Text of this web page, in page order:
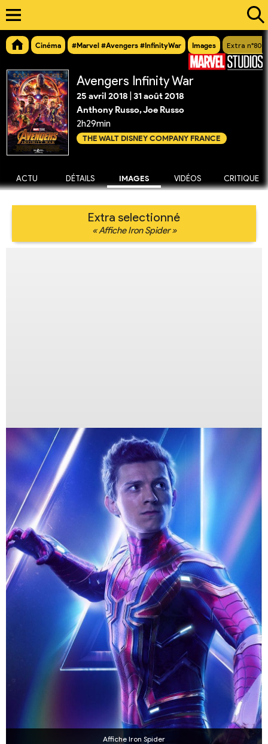
Cinéma #Marvel #Avengers #InfinityWar Images Extra n°8081
Avengers Infinity War
25 avril 2018 31 août 2018
Anthony Russo, Joe Russo
2h29min
THE WALT DISNEY COMPANY FRANCE
ACTU DÉTAILS IMAGES VIDÉOS CRITIQUE
Extra selectionné
« Affiche Iron Spider »
Affiche Iron Spider